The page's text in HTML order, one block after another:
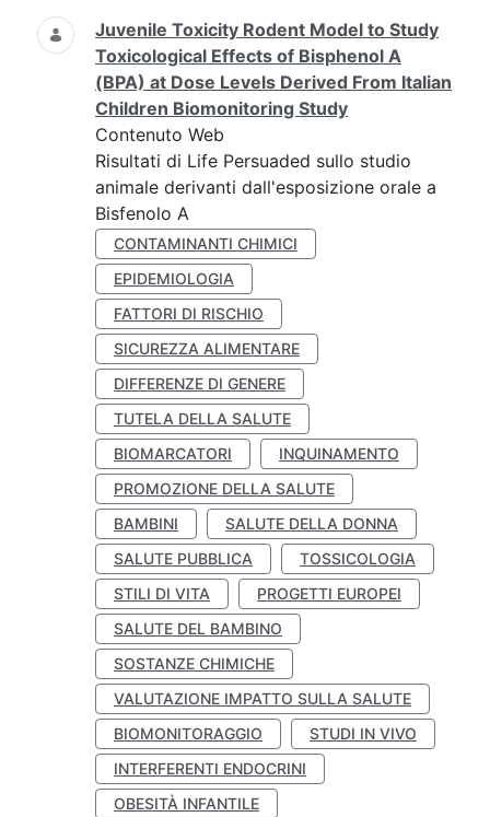
Juvenile Toxicity Rodent Model to Study
Toxicological Effects of Bisphenol A
(BPA) at Dose Levels Derived From Italian
Children Biomonitoring Study
Contenuto Web
Risultati di Life Persuaded sullo studio
animale derivanti dall'esposizione orale a
Bisfenolo A
CONTAMINANTI CHIMICI
EPIDEMIOLOGIA
FATTORI DI RISCHIO
SICUREZZA ALIMENTARE
DIFFERENZE DI GENERE
TUTELA DELLA SALUTE
BIOMARCATORI
INQUINAMENTO
PROMOZIONE DELLA SALUTE
BAMBINI
SALUTE DELLA DONNA
SALUTE PUBBLICA
TOSSICOLOGIA
STILI DI VITA
PROGETTI EUROPEI
SALUTE DEL BAMBINO
SOSTANZE CHIMICHE
VALUTAZIONE IMPATTO SULLA SALUTE
BIOMONITORAGGIO
STUDI IN VIVO
INTERFERENTI ENDOCRINI
OBESITÀ INFANTILE